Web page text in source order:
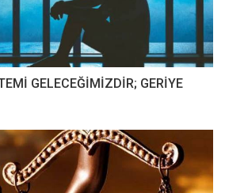
GELECEĞİMİZDİR; GERİYE